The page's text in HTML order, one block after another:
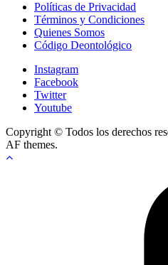
Políticas de Privacidad
Términos y Condiciones
Quienes Somos
Código Deontológico
Instagram
Facebook
Twitter
Youtube
Copyright © Todos los derechos
AF themes.